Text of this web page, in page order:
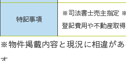
特記事項
※司法書士売主指定 ※
登記費用や不動産取
※物件掲載内容と現況に相違が